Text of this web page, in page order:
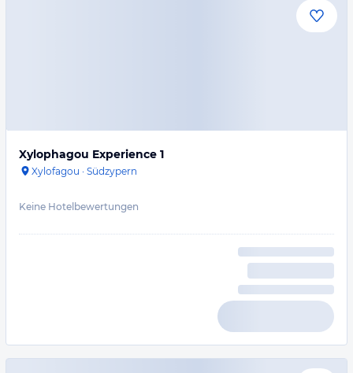
Xylophagou Experience 1
Xylofagou · Südzypern
Keine Hotelbewertungen